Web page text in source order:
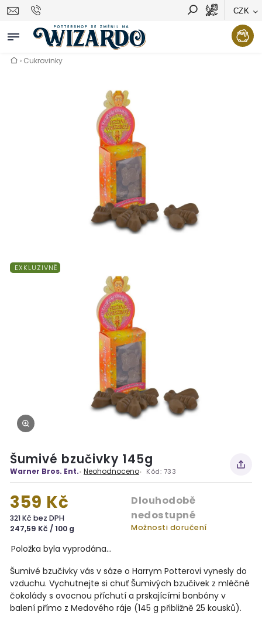
CZK
Vyhledávání Hledat
› Cukrovinky
EXKLUZIVNĚ
Šumivé bzučivky 145g
Warner Bros. Ent. Neohodnoceno Kód: 733
359 Kč
321 Kč bez DPH
247,59 Kč / 100 g
Dlouhodobě
nedostupné
Možnosti doručení
Položka byla vyprodána…
Šumivé bzučivky vás v sáze o Harrym Potterovi vynesly do
vzduchu. Vychutnejte si chuť Šumivých bzučivek z mléčné
čokolády s ovocnou příchutí a prskajícími bonbóny v
balení přímo z Medového ráje (145 g přibližně 25 kousků).